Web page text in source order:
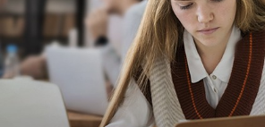
CSR-Engagement
Aktuelles
Innovative Lösungen